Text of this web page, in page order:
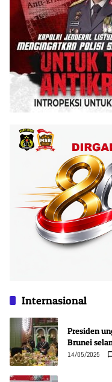
Internasional
Presiden
Brunei
14/05/2025